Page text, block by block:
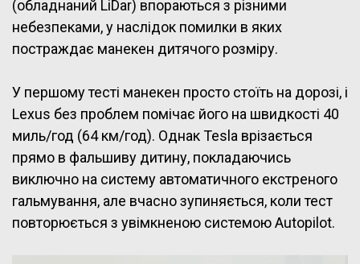
(обладнаний LiDar) впораються з різними
небезпеками, у наслідок помилки в яких
постраждає манекен дитячого розміру.
У першому тесті манекен просто стоїть на дорозі, і
Lexus без проблем помічає його на швидкості 40
миль/год (64 км/год). Однак Tesla врізається
прямо в фальшиву дитину, покладаючись
виключно на систему автоматичного екстреного
гальмування, але вчасно зупиняється, коли тест
повторюється з увімкненою системоюAutopilot.